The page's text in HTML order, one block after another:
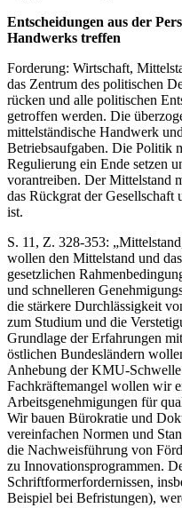
Entscheidungen aus der
Handwerks treffen
Forderung: Wirtschaft,
das Zentrum des politischen
rücken und alle politischen
getroffen werden. Die
mittelständische Handwerk
Betriebsaufgaben. Die Politik
Regulierung ein Ende setzen
vorantreiben. Der Mittelstand
das Rückgrat der Gesellschaft
ist.
S. 11, Z. 328-353:
wollen den Mittelstand und
gesetzlichen
und schnelleren
die stärkere Durchlässigkeit
zum Studium und die
Grundlage der Erfahrungen
östlichen Bundesländern
Anhebung der KMU-
Fachkräftemangel wollen wir
Arbeitsgenehmigungen für
Wir bauen Bürokratie und
vereinfachen Normen und
die Nachweisführung von
zu Innovationsprogrammen.
Schriftformerfordernissen,
Beispiel bei Befristungen),